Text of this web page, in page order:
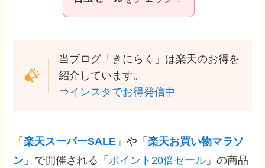
当ブログ「きにらく」は楽天のお得を
紹介しています。
⇒インスタでお得発信中
「楽天スーパーSALE 」や「楽天お買い物マラソ
ン 」で開催される「ポイント20倍セール 」の商品